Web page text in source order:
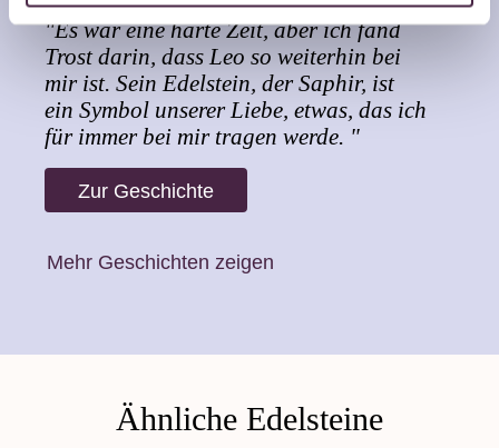
"Es war eine harte Zeit, aber ich fand
Trost darin, dass Leo so weiterhin bei
mir ist. Sein Edelstein, der Saphir, ist
ein Symbol unserer Liebe, etwas, das ich
für immer bei mir tragen werde. "
Zur Geschichte
Mehr Geschichten zeigen
Ähnliche Edelsteine